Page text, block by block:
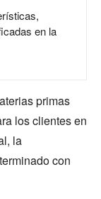
en la
primas
los clientes en
la
con